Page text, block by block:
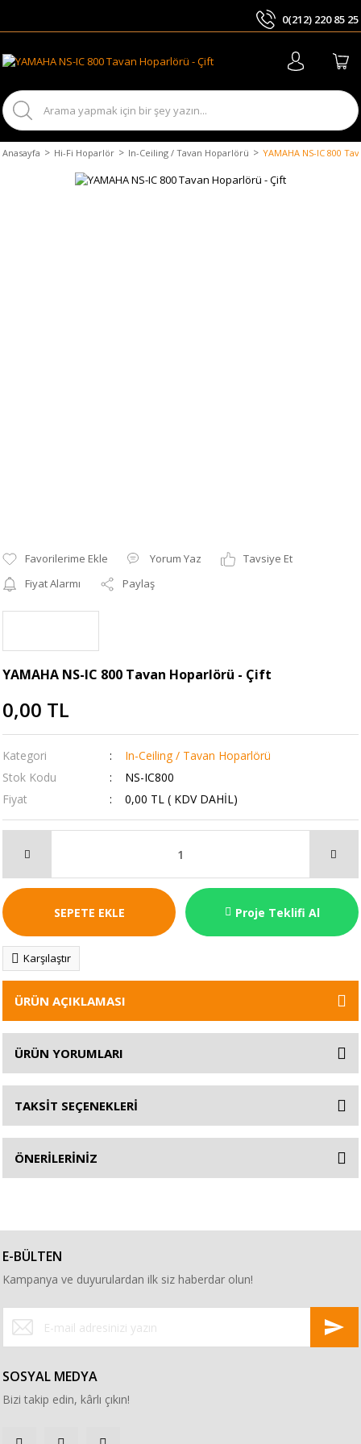
0(212) 220 85 25
Anasayfa Hi-Fi Hoparlör In-Ceiling / Tavan Hoparlörü YAMAHA NS-IC 800
Yorum Yaz
Tavsiye Et
Fiyat Alarmı
Paylaş
YAMAHA NS-IC 800 Tavan Hoparlörü - Çift
0,00 TL
Kategori
In-Ceiling / Tavan Hoparlörü
Stok Kodu
NS-IC800
Fiyat
0,00 TL ( KDV DAHİL)
SEPETE EKLE Proje Teklifi Al
Karşılaştır
ÜRÜN AÇIKLAMASI
ÜRÜN YORUMLARI
TAKSİT SEÇENEKLERİ
ÖNERİLERİNİZ
E-BÜLTEN
Kampanya ve duyurulardan ilk siz haberdar olun!
SOSYAL MEDYA
Bizi takip edin, kârlı çıkın!